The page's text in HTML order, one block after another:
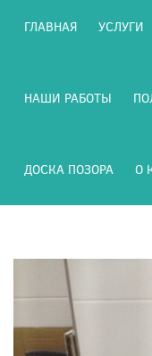
ГЛАВНАЯ УСЛУГИ
НАШИ РАБОТЫ
ДОСКА ПОЗОРА О